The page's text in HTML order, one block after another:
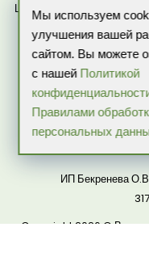
Цветочные композиции
ИП Бекренева
Copyright 2026 © Все
Мы используем
улучшения вашей
сайтом. Вы можете
с нашей Политикой
Правилами
персональных